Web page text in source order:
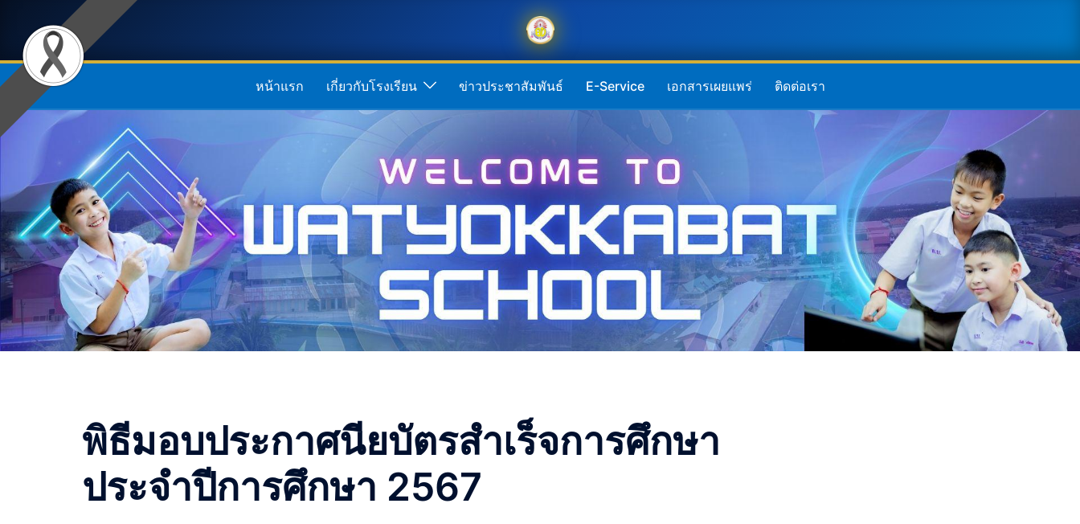
หน้าแรก เกี่ยวกับโรงเรียน ข่าวประชาสัมพันธ์ E-Service เอกสารเผยแพร่ ติดต่อเรา
พิธีมอบประกาศนียบัตรสำเร็จการศึกษา
ประจำปีการศึกษา 2567